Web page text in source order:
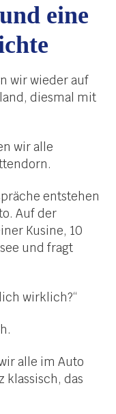
eine
wir wieder auf
diesmal mit
wir alle
entstehen
Auf der
Kusine, 10
und fragt
wirklich?“
alle im Auto
klassisch, das